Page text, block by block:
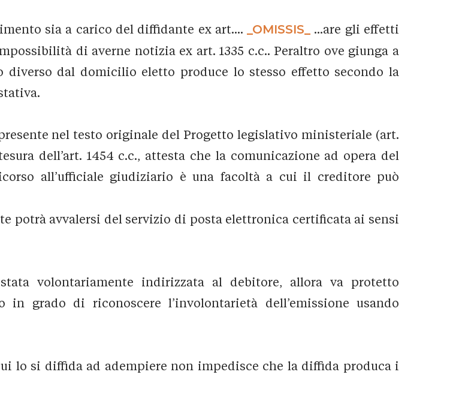
sia a carico del diffidante ex art.... _OMISSIS_
...are gli effetti
di averne notizia ex art. 1335 c.c.. Peraltro ove giunga a
dal domicilio eletto produce lo stesso effetto secondo la
nel testo originale del Progetto legislativo ministeriale (art.
dell’art. 1454 c.c., attesta che la comunicazione ad opera del
all’ufficiale giudiziario è una facoltà a cui il creditore può
potrà avvalersi del servizio di posta elettronica certificata ai sensi
volontariamente indirizzata al debitore, allora va protetto
grado di riconoscere l’involontarietà dell’emissione usando
lo si diffida ad adempiere non impedisce che la diffida produca i